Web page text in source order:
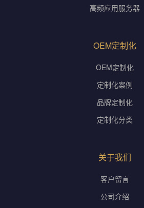
高频应用服务器
OEM定制化
OEM定制化
定制化案例
品牌定制化
定制化分类
关于我们
客户留言
公司介绍